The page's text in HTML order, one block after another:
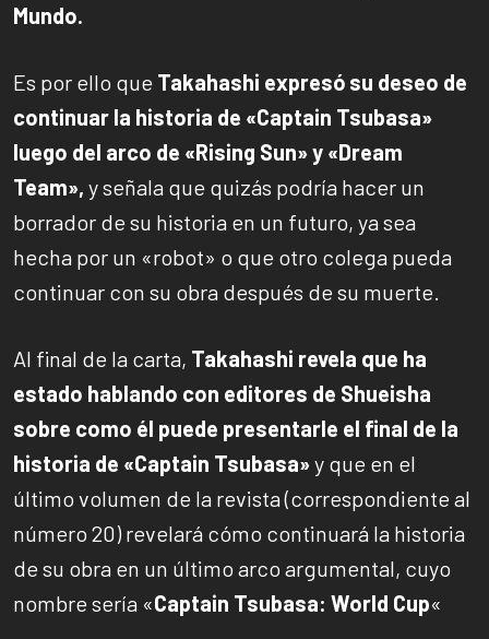
Mundo.
Es por ello que Takahashi expresó su deseo de
continuar la historia de «Captain Tsubasa»
luego del arco de «Rising Sun» y «Dream
Team», y señala que quizás podría hacer un
borrador de su historia en un futuro, ya sea
hecha por un «robot» o que otro colega pueda
continuar con su obra después de su muerte.
Al final de la carta, Takahashi revela que ha
estado hablando con editores de Shueisha
sobre como él puede presentarle el final de la
historia de «Captain Tsubasa»y que en el
último volumen de la revista (correspondiente al
número 20) revelará cómo continuará la historia
de su obra en un último arco argumental, cuyo
nombre sería «Captain Tsubasa: World Cup«